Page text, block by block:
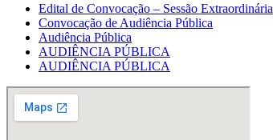
Edital de Convocação – Sessão Extraordinária
Convocação de Audiência Pública
Audiência Pública
AUDIÊNCIA PÚBLICA
AUDIÊNCIA PÚBLICA